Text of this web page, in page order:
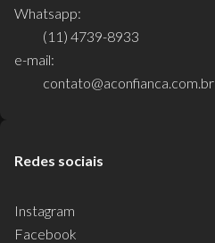
Whatsapp:
(11) 4739-8933
e-mail:
contato@aconfianca.com.br
Redes sociais
Instagram
Facebook